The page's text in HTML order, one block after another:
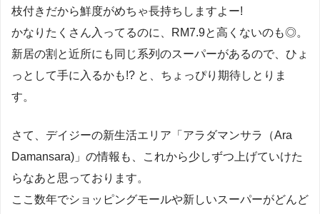
枝付きだから鮮度がめちゃ長持ちしますよー!
かなりたくさん入ってるのに、RM7.9と高くないのも◎。
新居の割と近所にも同じ系列のスーパーがあるので、ひょ
っとして手に入るかも!? と、ちょっぴり期待しとりま
す。
さて、デイジーの新生活エリア「アラダマンサラ（Ara
Damansara)」の情報も、これから少しずつ上げていけた
らなあと思っております。
ここ数年でショッピングモールや新しいスーパーがどんど